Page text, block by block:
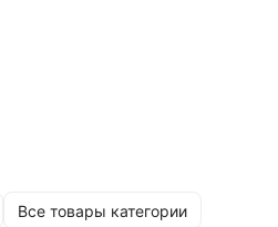
Все товары категории